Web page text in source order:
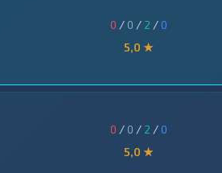
0 / 0 / 2 /0
5,0 ★
0 / 0 / 2 /0
5,0 ★